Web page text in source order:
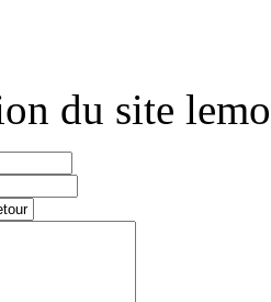
du site